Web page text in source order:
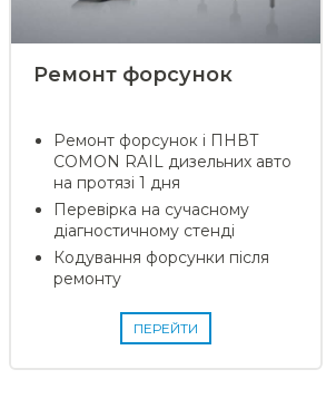
Ремонт форсунок
Ремонт форсунок і ПНВТ
COMON RAIL дизельних авто
на протязі 1 дня
Перевірка на сучасному
діагностичному стенді
Кодування форсунки після
ремонту
ПЕРЕЙТИ